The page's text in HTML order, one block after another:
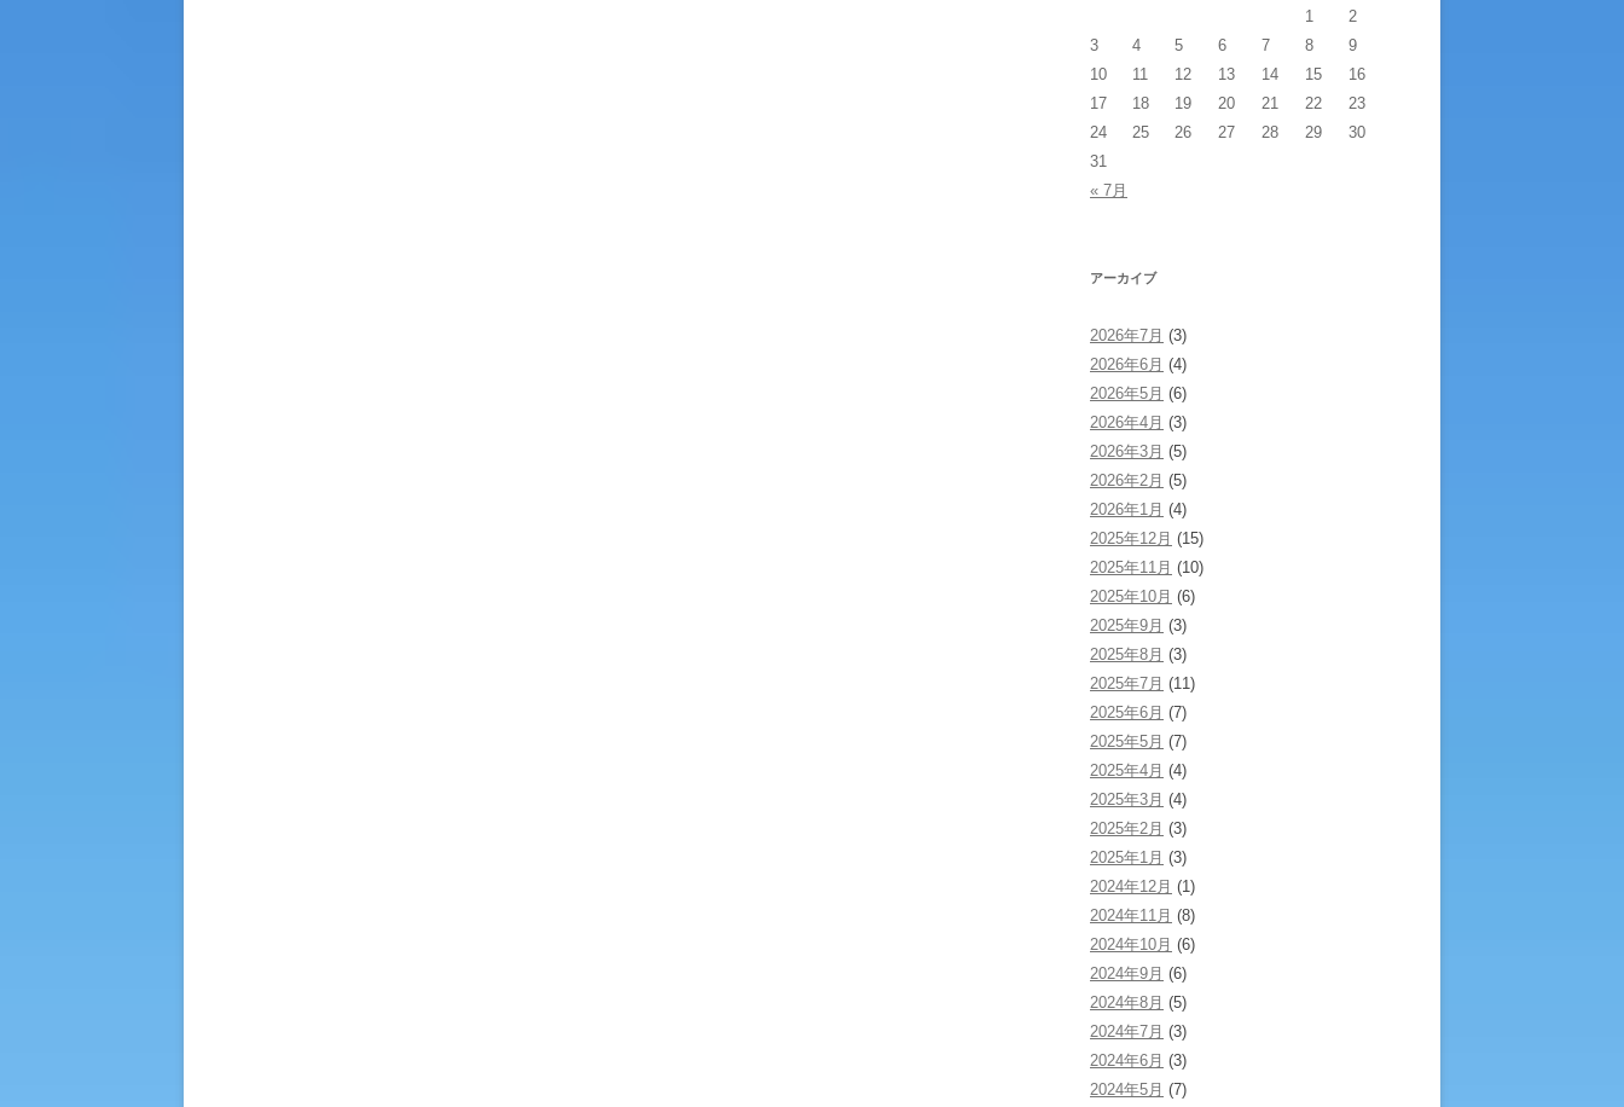
1
2
3
4 5 6 7 8
9
10
11 12 13 14 15
16
17
18 19 20 21 22
23
24
25 26 27 28 29
30
31
« 7月
アーカイブ
2026年7月 (3)
2026年6月 (4)
2026年5月 (6)
2026年4月 (3)
2026年3月 (5)
2026年2月 (5)
2026年1月 (4)
2025年12月 (15)
2025年11月 (10)
2025年10月 (6)
2025年9月 (3)
2025年8月 (3)
2025年7月 (11)
2025年6月 (7)
2025年5月 (7)
2025年4月 (4)
2025年3月 (4)
2025年2月 (3)
2025年1月 (3)
2024年12月 (1)
2024年11月 (8)
2024年10月 (6)
2024年9月 (6)
2024年8月 (5)
2024年7月 (3)
2024年6月 (3)
2024年5月 (7)